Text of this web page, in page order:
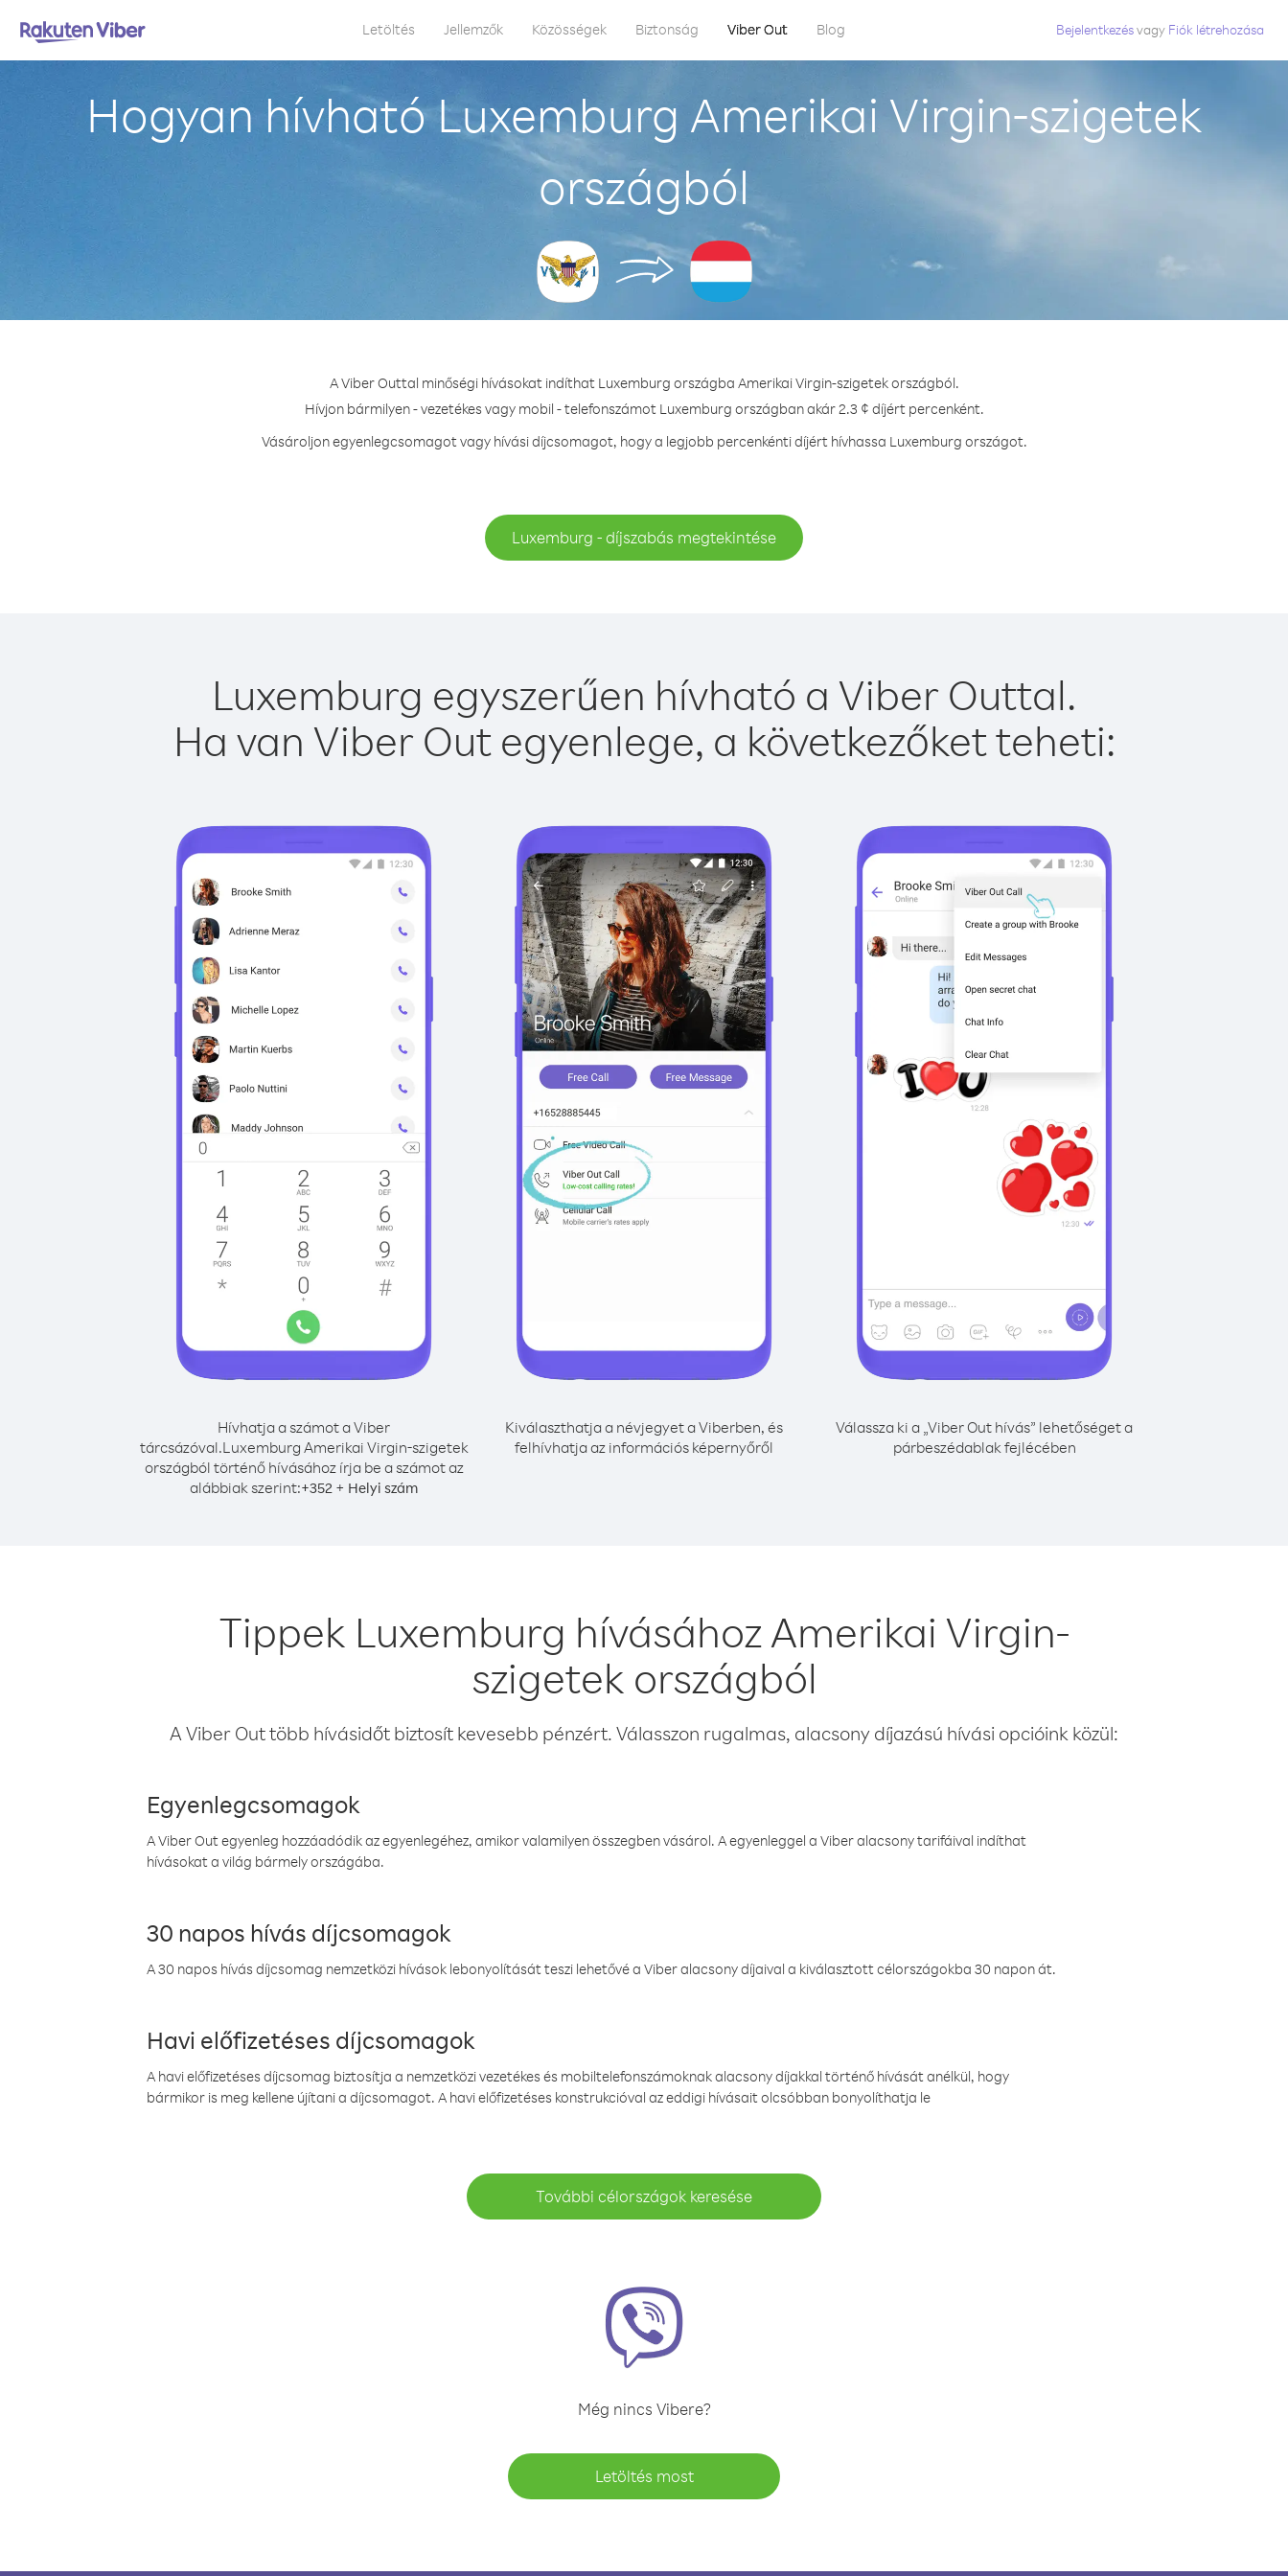
Letöltés Jellemzők Közösségek Biztonság Viber Out Blog Bejelentkezésvagy Fiók létrehozása
Hogyan hívható Luxemburg Amerikai Virgin-szigetek
országból
A Viber Outtal minőségi hívásokat indíthat Luxemburg országba Amerikai Virgin-szigetek országból.
Hívjon bármilyen - vezetékes vagy mobil - telefonszámot Luxemburg országban akár 2.3 ¢ díjért percenként.
Vásároljon egyenlegcsomagot vagy hívási díjcsomagot, hogy a legjobb percenkénti díjért hívhassa Luxemburg országot.
Luxemburg - díjszabás megtekintése
Luxemburg egyszerűen hívható a Viber Outtal.
Ha van Viber Out egyenlege, a következőket teheti:
Hívhatja a számot a Viber
tárcsázóval.Luxemburg Amerikai Virgin-szigetek
országból történő hívásához írja be a számot az
alábbiak szerint:+352 + Helyi szám
Kiválaszthatja a névjegyet a Viberben, és
felhívhatja az információs képernyőről
Válassza ki a „Viber Out hívás” lehetőséget a
párbeszédablak fejlécében
Tippek Luxemburg hívásához Amerikai Virgin-
szigetek országból
A Viber Out több hívásidőt biztosít kevesebb pénzért. Válasszon rugalmas, alacsony díjazású hívási opcióink közül:
Egyenlegcsomagok
A Viber Out egyenleg hozzáadódik az egyenlegéhez, amikor valamilyen összegben vásárol. A egyenleggel a Viber alacsony tarifáival indíthat
hívásokat a világ bármely országába.
30 napos hívás díjcsomagok
A 30 napos hívás díjcsomag nemzetközi hívások lebonyolítását teszi lehetővé a Viber alacsony díjaival a kiválasztott célországokba 30 napon át.
Havi előfizetéses díjcsomagok
A havi előfizetéses díjcsomag biztosítja a nemzetközi vezetékes és mobiltelefonszámoknak alacsony díjakkal történő hívását anélkül, hogy
bármikor is meg kellene újítani a díjcsomagot. A havi előfizetéses konstrukcióval az eddigi hívásait olcsóbban bonyolíthatja le
További célországok keresése
Még nincs Vibere?
Letöltés most